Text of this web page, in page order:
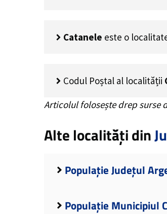
Catanele este o
Codul Poștal al localității
Articolul folosește drep surse
Alte localități din
Populație Județul
Populație Municipiul